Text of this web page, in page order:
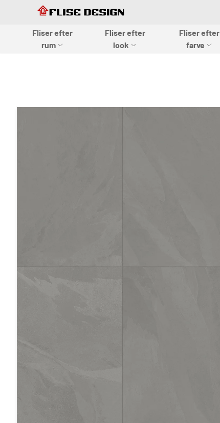
Skip to Content
Skip to Content
Flise design
Fliser efter
rum
Fliser efter
look
Fliser efter
farve